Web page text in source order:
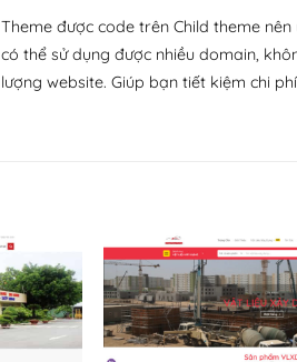
Theme được code trên Child theme
có thể sử dụng được nhiều domain,
lượng website. Giúp bạn tiết kiệm chi